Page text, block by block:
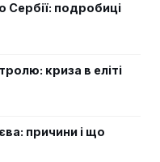
Сербії: подробиці
криза в еліті
причини і що